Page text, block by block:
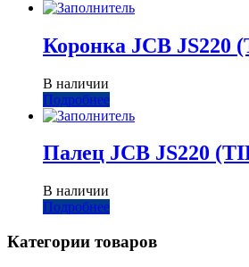
Коронка JCB JS220
В наличии
Подробнее
Палец JCB JS220
В наличии
Подробнее
Категории товаров